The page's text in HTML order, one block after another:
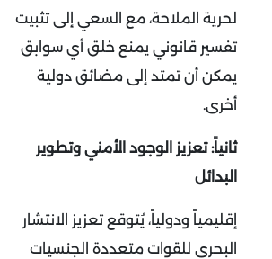
لحرية الملاحة، مع السعي إلى تثبيت
تفسير قانوني يمنع خلق أي سوابق
يمكن أن تمتد إلى مضائق دولية
أخرى.
ثانياً: تعزيز الوجود الأمني وتطوير
البدائل
إقليمياً ودولياً، يُتوقع تعزيز الانتشار
البحري للقوات متعددة الجنسيات